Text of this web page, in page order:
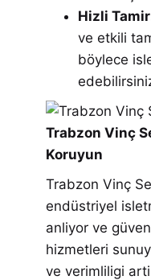
Hizli
ve etkili
böylece
Trabzon Vinç
Koruyun
Trabzon Vinç
endüstriyel
anliyor ve
hizmetleri
ve verimliligi